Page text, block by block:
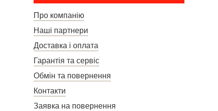
Про компанію
Наші партнери
Доставка і оплата
Гарантія та сервіс
Обмін та повернення
Контакти
Заявка на повернення